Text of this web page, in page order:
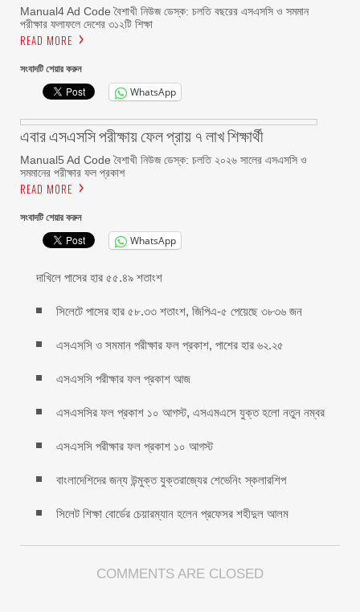
Manual4 Ad Code বৈশাখী নিউজ ডেস্ক: চলতি বছরের এসএসসি ও সমমান
পরীক্ষার ফলাফলে দেশের ৩১২টি শিক্ষা
READ MORE
সংবাদটি শেয়ার করুন
WhatsApp
এবার এসএসসি পরীক্ষায় ফেল প্রায় ৭ লাখ শিক্ষার্থী
Manual5 Ad Code বৈশাখী নিউজ ডেস্ক: চলতি ২০২৬ সালের এসএসসি ও
সমমানের পরীক্ষার ফল প্রকাশ
READ MORE
সংবাদটি শেয়ার করুন
WhatsApp
দাখিলে পাসের হার ৫৫.৪৯ শতাংশ
সিলেটে পাসের হার ৫৮.৩৩ শতাংশ, জিপিএ-৫ পেয়েছে ৩৮৩৬ জন
এসএসসি ও সমমান পরীক্ষার ফল প্রকাশ, পাশের হার ৬২.২৫
এসএসসি পরীক্ষার ফল প্রকাশ আজ
এসএসসির ফল প্রকাশ ১০ আগস্ট, এসএমএসে যুক্ত হলো নতুন নম্বর
এসএসসি পরীক্ষার ফল প্রকাশ ১০ আগস্ট
বাংলাদেশিদের জন্য উন্মুক্ত যুক্তরাজ্যের শেভেনিং স্কলারশিপ
সিলেট শিক্ষা বোর্ডের চেয়ারম্যান হলেন প্রফেসর শহীদুল আলম
COMMENTS ARE CLOSED